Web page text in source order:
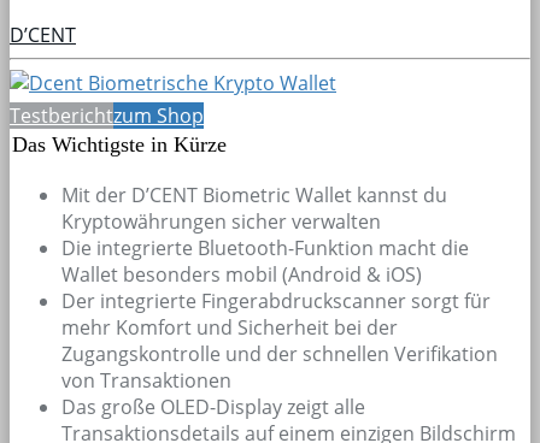
D’CENT
Testberichtzum Shop
Das Wichtigste in Kürze
Mit der D’CENT Biometric Wallet kannst du
Kryptowährungen sicher verwalten
Die integrierte Bluetooth-Funktion macht die
Wallet besonders mobil (Android & iOS)
Der integrierte Fingerabdruckscanner sorgt für
mehr Komfort und Sicherheit bei der
Zugangskontrolle und der schnellen Verifikation
von Transaktionen
Das große OLED-Display zeigt alle
Transaktionsdetails auf einem einzigen Bildschirm